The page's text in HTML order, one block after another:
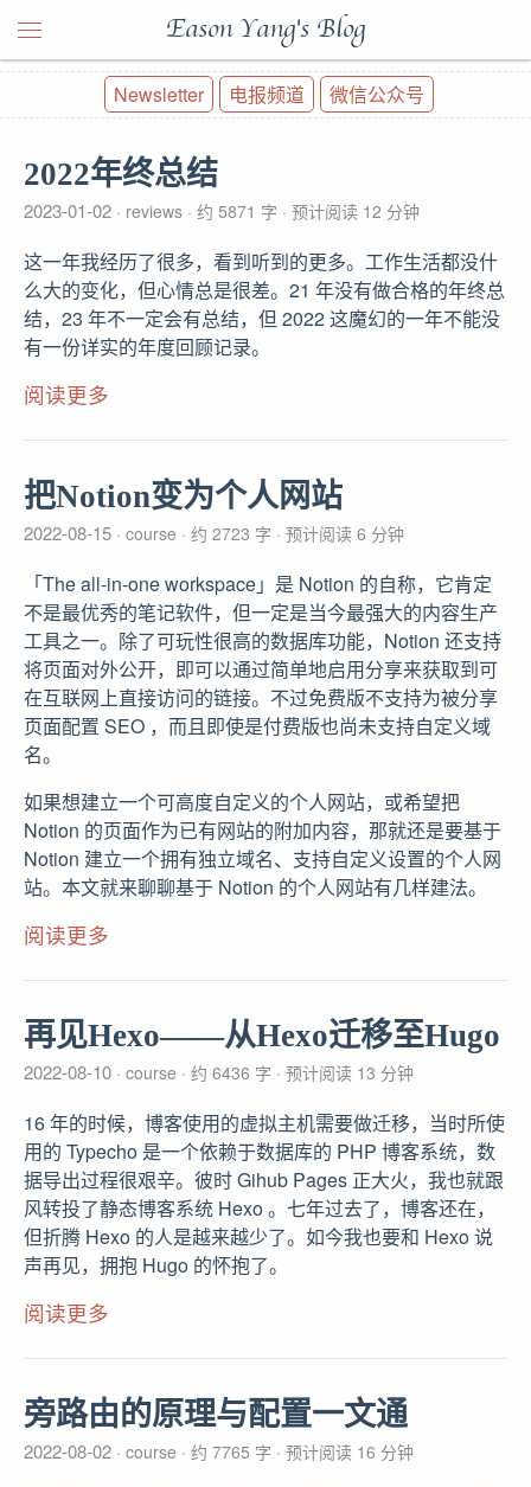
Eason Yang's Blog
Newsletter 电报频道 微信公众号
2022年终总结
2023-01-02 reviews 约 5871 字 预计阅读 12 分钟
这一年我经历了很多，看到听到的更多。工作生活都没什
么大的变化，但心情总是很差。21 年没有做合格的年终总
结，23 年不一定会有总结，但 2022 这魔幻的一年不能没
有一份详实的年度回顾记录。
阅读更多
把Notion变为个人网站
2022-08-15 course 约 2723 字 预计阅读 6 分钟
「The all-in-one workspace」是 Notion 的自称，它肯定
不是最优秀的笔记软件，但一定是当今最强大的内容生产
工具之一。除了可玩性很高的数据库功能，Notion 还支持
将页面对外公开，即可以通过简单地启用分享来获取到可
在互联网上直接访问的链接。不过免费版不支持为被分享
页面配置 SEO ，而且即使是付费版也尚未支持自定义域
名。
如果想建立一个可高度自定义的个人网站，或希望把
Notion 的页面作为已有网站的附加内容，那就还是要基于
Notion 建立一个拥有独立域名、支持自定义设置的个人网
站。本文就来聊聊基于 Notion 的个人网站有几样建法。
阅读更多
再见Hexo——从Hexo迁移至Hugo
2022-08-10 course 约 6436 字 预计阅读 13 分钟
16 年的时候，博客使用的虚拟主机需要做迁移，当时所使
用的 Typecho 是一个依赖于数据库的 PHP 博客系统，数
据导出过程很艰辛。彼时 Gihub Pages 正大火，我也就跟
风转投了静态博客系统 Hexo 。七年过去了，博客还在，
但折腾 Hexo 的人是越来越少了。如今我也要和 Hexo 说
声再见，拥抱 Hugo 的怀抱了。
阅读更多
旁路由的原理与配置一文通
2022-08-02 course 约 7765 字 预计阅读 16 分钟